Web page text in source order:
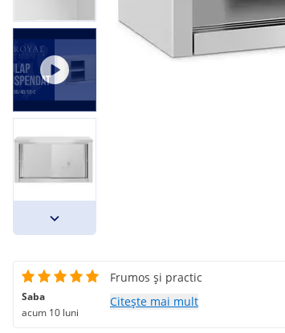
Saba
acum 10 luni
Frumos și practic
Citește mai mult